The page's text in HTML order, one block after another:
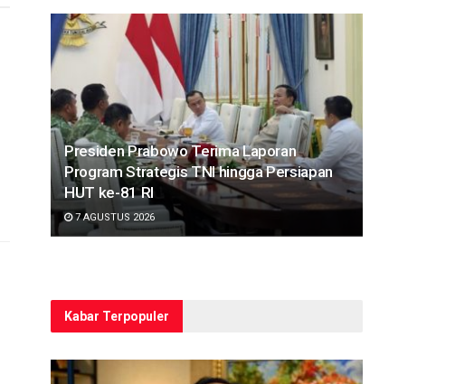
Presiden Prabowo Terima Laporan
Program Strategis TNI hingga Persiapan
HUT ke-81 RI
7 AGUSTUS 2026
Kabar Terpopuler